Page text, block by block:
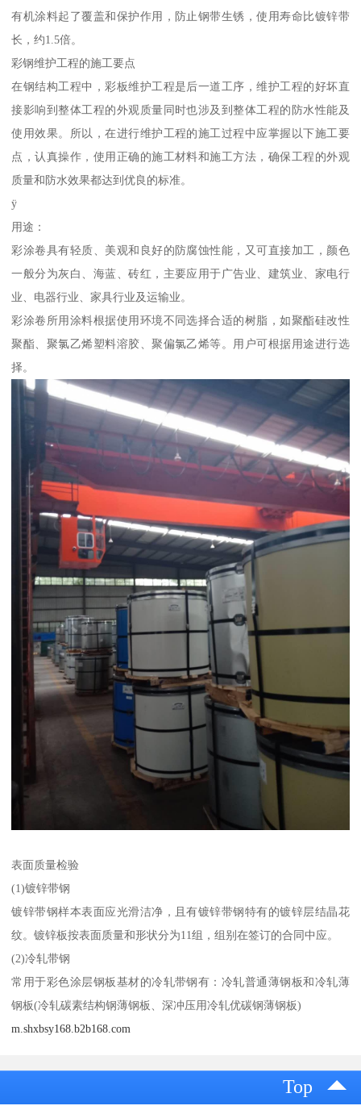
有机涂料起了覆盖和保护作用，防止钢带生锈，使用寿命比镀锌带
长，约1.5倍。
彩钢维护工程的施工要点
在钢结构工程中，彩板维护工程是后一道工序，维护工程的好坏直
接影响到整体工程的外观质量同时也涉及到整体工程的防水性能及
使用效果。所以，在进行维护工程的施工过程中应掌握以下施工要
点，认真操作，使用正确的施工材料和施工方法，确保工程的外观
质量和防水效果都达到优良的标准。
ÿ
用途：
彩涂卷具有轻质、美观和良好的防腐蚀性能，又可直接加工，颜色
一般分为灰白、海蓝、砖红，主要应用于广告业、建筑业、家电行
业、电器行业、家具行业及运输业。
彩涂卷所用涂料根据使用环境不同选择合适的树脂，如聚酯硅改性
聚酯、聚氯乙烯塑料溶胶、聚偏氯乙烯等。用户可根据用途进行选
择。
表面质量检验
(1)镀锌带钢
镀锌带钢样本表面应光滑洁净，且有镀锌带钢特有的镀锌层结晶花
纹。镀锌板按表面质量和形状分为11组，组别在签订的合同中应。
(2)冷轧带钢
常用于彩色涂层钢板基材的冷轧带钢有：冷轧普通薄钢板和冷轧薄
钢板(冷轧碳素结构钢薄钢板、深冲压用冷轧优碳钢薄钢板)
m.shxbsy168.b2b168.com
Top